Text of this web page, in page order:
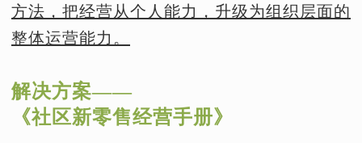
方法，把经营从个人能力，升级为组织层面的
整体运营能力。
解决方案——
《社区新零售经营手册》